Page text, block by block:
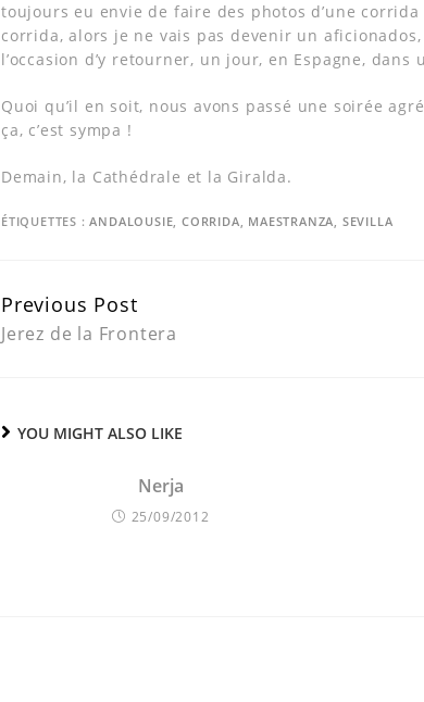
toujours eu envie de faire des photos d’une
corrida, alors je ne vais pas devenir un
l’occasion d’y retourner, un jour, en Espagne,
Quoi qu’il en soit, nous avons passé une soirée
ça, c’est sympa !
Demain, la Cathédrale et la Giralda.
ÉTIQUETTES :ANDALOUSIE,CORRIDA, MAESTRANZA, SEVILLA
Continue
Reading
Previous Post
Jerez de la Frontera
YOU MIGHT ALSO LIKE
Nerja
25/09/2012